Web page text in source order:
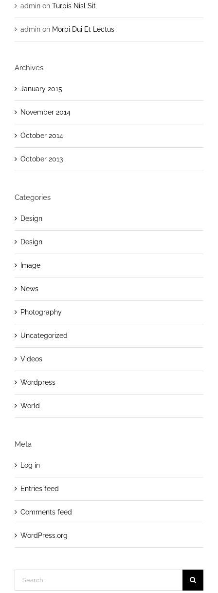
admin on Turpis Nisl Sit
admin on Morbi Dui Et Lectus
Archives
January 2015
November 2014
October 2014
October 2013
Categories
Design
Design
Image
News
Photography
Uncategorized
Videos
Wordpress
World
Meta
Log in
Entries feed
Comments feed
WordPress.org
for: